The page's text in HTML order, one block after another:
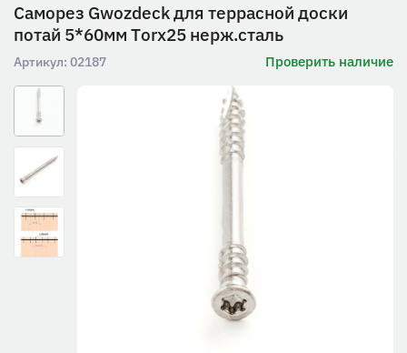
Саморез Gwozdeck для террасной доски
потай 5*60мм Тorx25 нерж.сталь
Артикул: 02187 Проверить наличие